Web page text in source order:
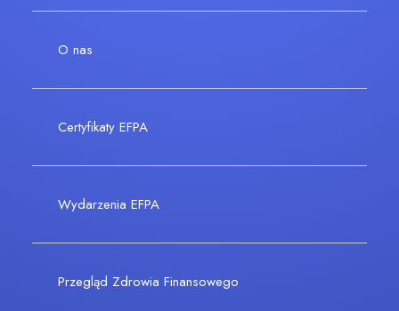
O nas
Certyfikaty EFPA
Wydarzenia EFPA
Przegląd Zdrowia Finansowego